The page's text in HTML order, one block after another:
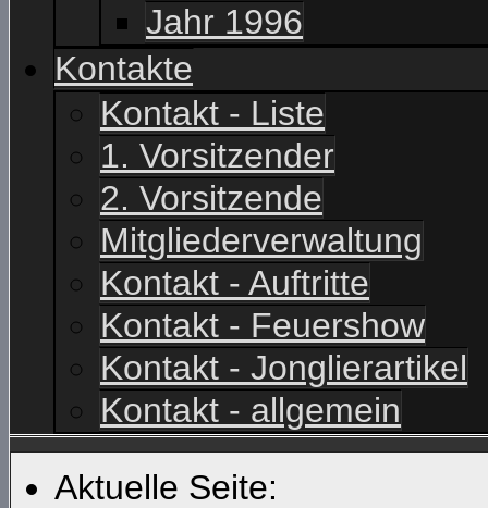
Jahr 1996
Kontakte
Kontakt - Liste
1. Vorsitzender
2. Vorsitzende
Mitgliederverwaltung
Kontakt - Auftritte
Kontakt - Feuershow
Kontakt - Jonglierartikel
Kontakt - allgemein
Aktuelle Seite: